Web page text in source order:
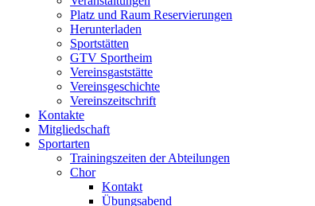
Platz und Raum Reservierungen
Herunterladen
Sportstätten
GTV Sportheim
Vereinsgaststätte
Vereinsgeschichte
Vereinszeitschrift
Kontakte
Mitgliedschaft
Sportarten
Trainingszeiten der Abteilungen
Chor
Kontakt
Übungsabend